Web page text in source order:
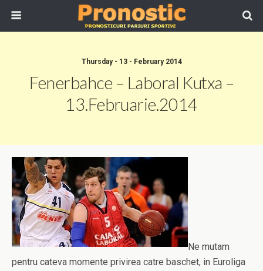
Thursday - 13 - February 2014
Fenerbahce – Laboral Kutxa –
13.Februarie.2014
Ne mutam
pentru cateva momente privirea catre baschet, in Euroliga